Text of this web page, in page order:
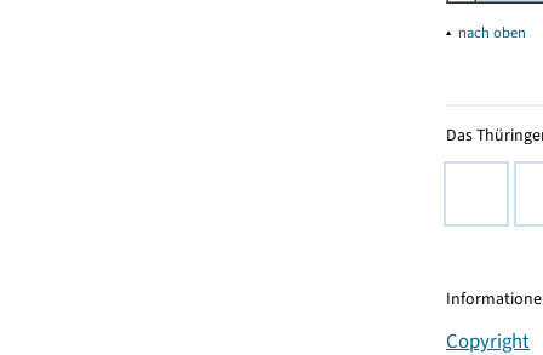
▴ nach oben
Das
Copyright